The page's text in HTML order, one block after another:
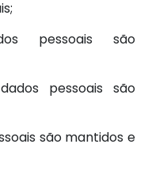
pessoais são
pessoais são
são mantidos e